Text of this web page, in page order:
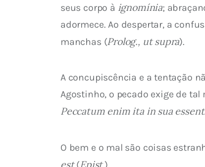
seus corpo à ignomínia;
adormece. Ao despertar, a
manchas (Prolog., ut supra).
A concupiscência e a tentação
Agostinho, o pecado exige de
Peccatum enim ita in sua
O bem e o mal são coisas
est Epist